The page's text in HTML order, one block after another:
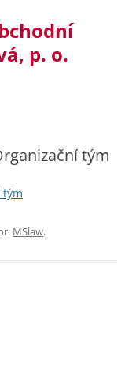
p. o.
tým
tým
MSlaw.